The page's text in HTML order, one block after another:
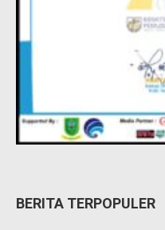
BERITA TERPOPULER